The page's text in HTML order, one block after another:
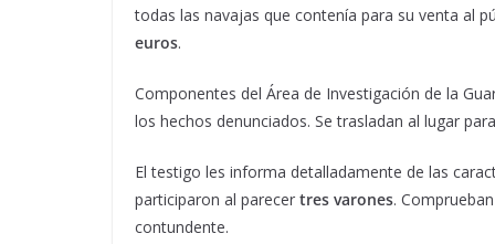
todas las navajas que contenía para su venta al
euros.
Componentes del Área de Investigación de la
los hechos denunciados. Se trasladan al lugar
El testigo les informa detalladamente de las
participaron al parecer tres varones.
contundente.